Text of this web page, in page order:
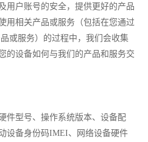
用户账号的安全，提供更好的产品
用相关产品或服务（包括在您通过
或服务）的过程中，我们会收集
的设备如何与我们的产品和服务交
件型号、操作系统版本、设备配
设备身份码IMEI、网络设备硬件